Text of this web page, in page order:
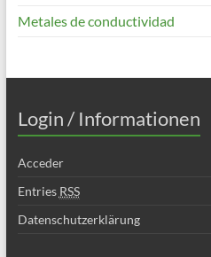
Metales de conductividad
Login / Informationen
Acceder
Entries RSS
Datenschutzerklärung